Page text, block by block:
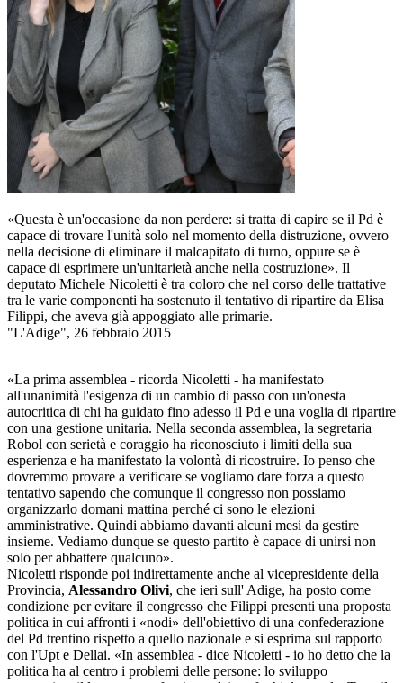
«Questa è un'occasione da non perdere: si tratta di capire se il Pd è
capace di trovare l'unità solo nel momento della distruzione, ovvero
nella decisione di eliminare il malcapitato di turno, oppure se è
capace di esprimere un'unitarietà anche nella costruzione». Il
deputato Michele Nicoletti è tra coloro che nel corso delle trattative
tra le varie componenti ha sostenuto il tentativo di ripartire da Elisa
Filippi, che aveva già appoggiato alle primarie.
"L'Adige", 26 febbraio 2015
«La prima assemblea - ricorda Nicoletti - ha manifestato
all'unanimità l'esigenza di un cambio di passo con un'onesta
autocritica di chi ha guidato fino adesso il Pd e una voglia di ripartire
con una gestione unitaria. Nella seconda assemblea, la segretaria
Robol con serietà e coraggio ha riconosciuto i limiti della sua
esperienza e ha manifestato la volontà di ricostruire. Io penso che
dovremmo provare a verificare se vogliamo dare forza a questo
tentativo sapendo che comunque il congresso non possiamo
organizzarlo domani mattina perché ci sono le elezioni
amministrative. Quindi abbiamo davanti alcuni mesi da gestire
insieme. Vediamo dunque se questo partito è capace di unirsi non
solo per abbattere qualcuno».
Nicoletti risponde poi indirettamente anche al vicepresidente della
Provincia, Alessandro Olivi, che ieri sull' Adige, ha posto come
condizione per evitare il congresso che Filippi presenti una proposta
politica in cui affronti i «nodi» dell'obiettivo di una confederazione
del Pd trentino rispetto a quello nazionale e si esprima sul rapporto
con l'Upt e Dellai. «In assemblea - dice Nicoletti - io ho detto che la
politica ha al centro i problemi delle persone: lo sviluppo